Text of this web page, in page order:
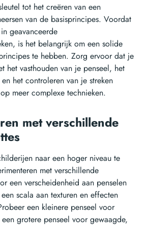
tot het creëren van een
van de basisprincipes. Voordat
geavanceerde
is het belangrijk om een solide
te hebben. Zorg ervoor dat je
het vasthouden van je penseel, het
het controleren van je streken
meer complexe technieken.
met verschillende
naar een hoger niveau te
met verschillende
een verscheidenheid aan penselen
scala aan texturen en effecten
een kleinere penseel voor
grotere penseel voor gewaagde,